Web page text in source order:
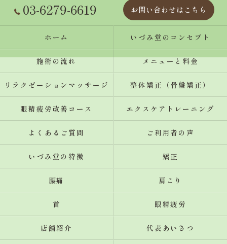
03-6279-6619 お問い合わせはこちら
ホーム いづみ堂のコンセプト
施術の流れ メニューと料金
リラクゼーションマッサージ 整体矯正（骨盤矯正）
眼精疲労改善コース エクスケアトレーニング
よくあるご質問 ご利用者の声
いづみ堂の特徴 矯正
腰痛 肩こり
首 眼精疲労
店舗紹介 代表あいさつ